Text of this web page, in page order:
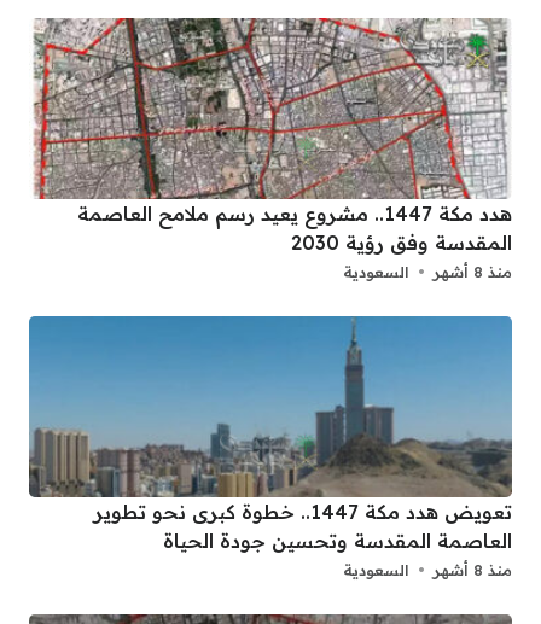
هدد مكة 1447.. مشروع يعيد رسم ملامح العاصمة
المقدسة وفق رؤية 2030
منذ 8 أشهر السعودية
تعويض هدد مكة 1447.. خطوة كبرى نحو تطوير
العاصمة المقدسة وتحسين جودة الحياة
منذ 8 أشهر السعودية